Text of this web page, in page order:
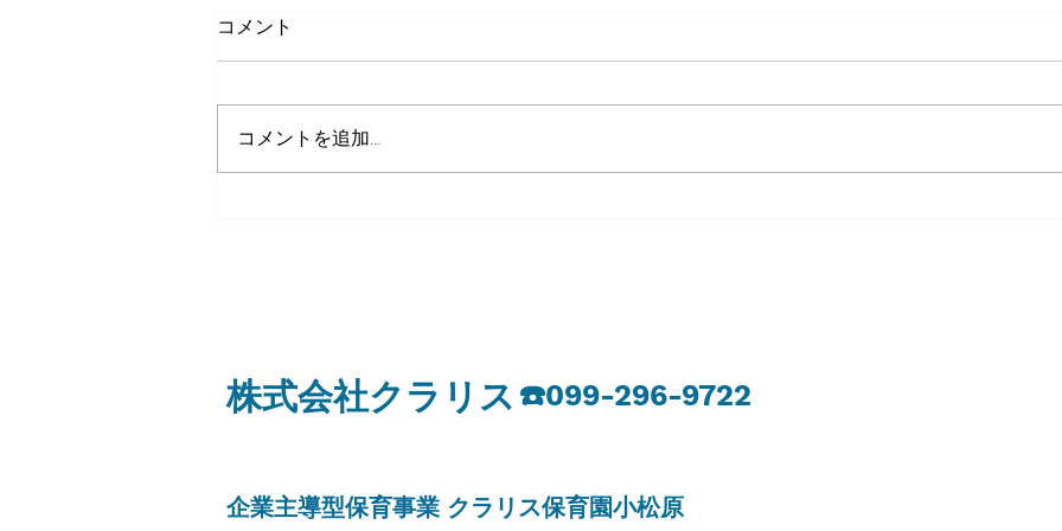
８月８日（土）
コメント
コメントを追加…
​株式会社クラリス ​☎️099-296-9722
​企業主導型保育事業 クラリス保育園小松原